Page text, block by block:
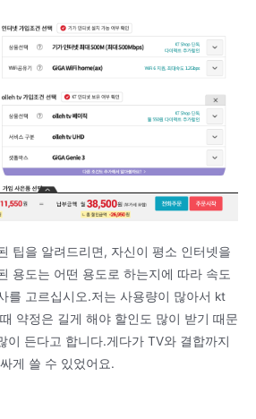
팁을 알려드리면, 자신이 평소 인터넷을
용도는 어떤 용도로 하는지에 따라 속도
를 고르십시오.저는 사용량이 많아서 kt
약정은 길게 해야 할인도 많이 받기 때문
이 든다고 합니다.게다가 TV와 결합까지
게 쓸 수 있었어요.